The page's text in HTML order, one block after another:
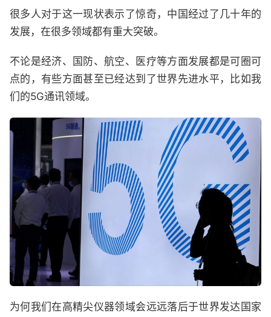
很多人对于这一现状表示了惊奇，中国经过了几十年的
发展，在很多领域都有重大突破。
不论是经济、国防、航空、医疗等方面发展都是可圈可
点的，有些方面甚至已经达到了世界先进水平，比如我
们的5G通讯领域。
为何我们在高精尖仪器领域会远远落后于世界发达国家